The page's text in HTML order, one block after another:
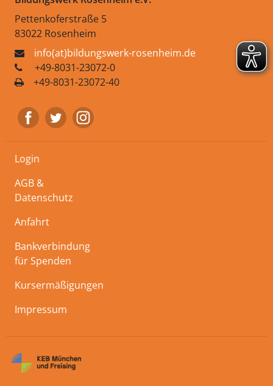
Pettenkoferstraße 5
83022 Rosenheim
info(at)bildungswerk-rosenheim.de
+49-8031-23072-0
+49-8031-23072-40
Login
AGB &
Datenschutz
Anfahrt
Bankverbindung
für Spenden
Kursermäßigungen
Impressum